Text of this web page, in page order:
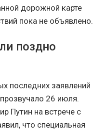
дорожной карте
пока не объявлено.
поздно
последних заявлений
26 июля.
Путин на встрече с
что специальная